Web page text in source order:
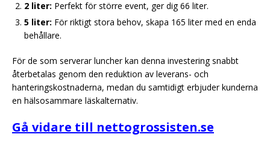
2 liter: Perfekt för större event, ger dig 66 liter.
5 liter: För riktigt stora behov, skapa 165 liter med en enda
behållare.
För de som serverar luncher kan denna investering snabbt
återbetalas genom den reduktion av leverans- och
hanteringskostnaderna, medan du samtidigt erbjuder kunderna
en hälsosammare läskalternativ.
Gå vidare till nettogrossisten.se